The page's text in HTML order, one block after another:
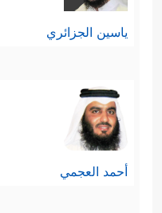
ياسين الجزائري
أحمد العجمي